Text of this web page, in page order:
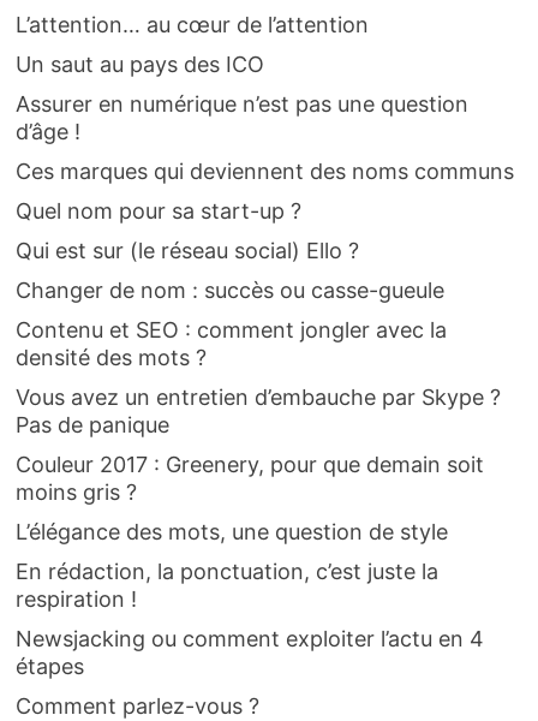
L’attention… au cœur de l’attention
Un saut au pays des ICO
Assurer en numérique n’est pas une question
d’âge !
Ces marques qui deviennent des noms communs
Quel nom pour sa start-up ?
Qui est sur (le réseau social) Ello ?
Changer de nom : succès ou casse-gueule
Contenu et SEO : comment jongler avec la
densité des mots ?
Vous avez un entretien d’embauche par Skype ?
Pas de panique
Couleur 2017 : Greenery, pour que demain soit
moins gris ?
L’élégance des mots, une question de style
En rédaction, la ponctuation, c’est juste la
respiration !
Newsjacking ou comment exploiter l’actu en 4
étapes
Comment parlez-vous ?